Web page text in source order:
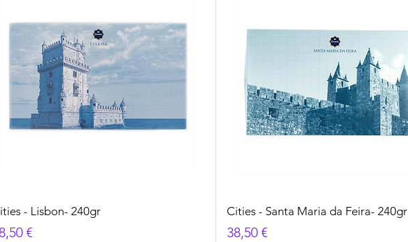
- Lisbon- 240gr
€
Cities - Santa Maria da Feira- 240gr
Prezzo
38,50 €